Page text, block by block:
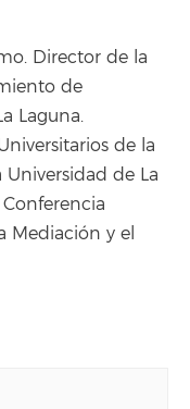
Director de la
de
Laguna.
de la
de La
Mediación y el